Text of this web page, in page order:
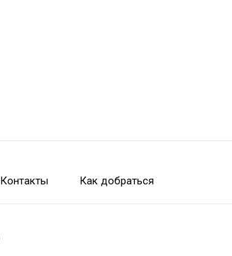
Контакты Как добраться